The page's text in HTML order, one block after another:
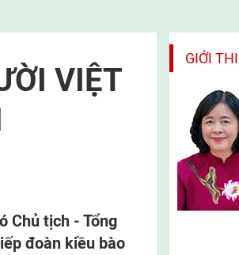
mặt
trận
VIỆT
Chủ tịch - Tổng
đoàn kiều bào
GIỚI